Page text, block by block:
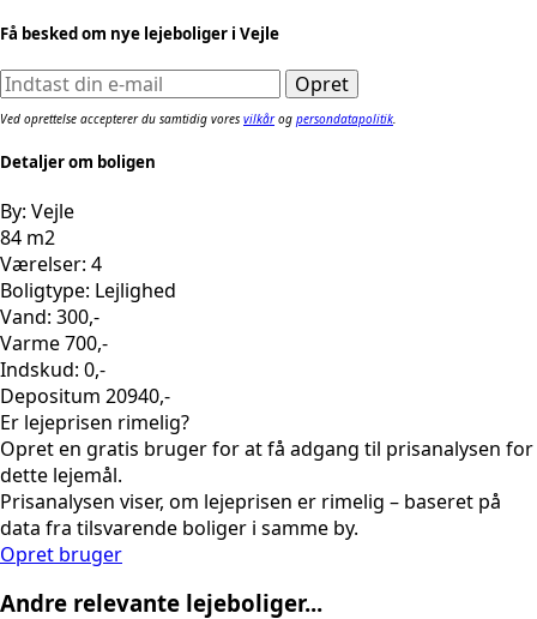
Få besked om nye lejeboliger i Vejle
Ved oprettelse accepterer du samtidig vores vilkårog persondatapolitik
Detaljer om boligen
By: Vejle
84 m2
Værelser: 4
Boligtype: Lejlighed
Vand: 300,-
Varme 700,-
Indskud: 0,-
Depositum 20940,-
Er lejeprisen rimelig?
Opret en gratis bruger for at få adgang til prisanalysen for
dette lejemål.
Prisanalysen viser, om lejeprisen er rimelig – baseret på
data fra tilsvarende boliger i samme by.
Opret bruger
Andre relevante lejeboliger...